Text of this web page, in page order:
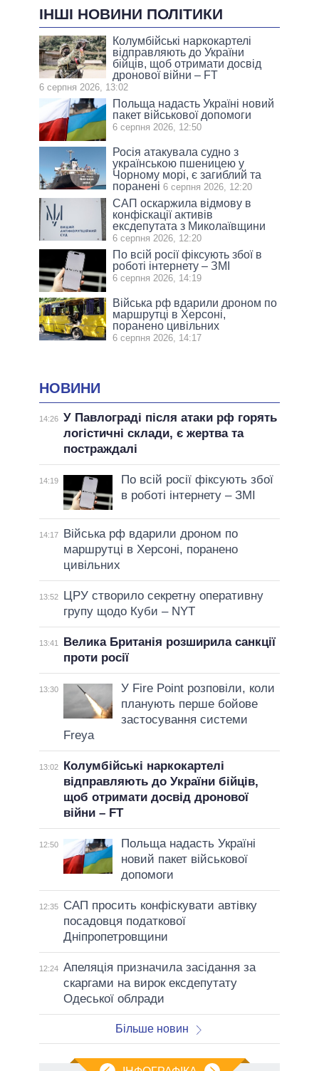
ІНШІ НОВИНИ ПОЛІТИКИ
Колумбійські наркокартелі
відправляють до України
бійців, щоб отримати досвід
дронової війни – FT
6 серпня 2026, 13:02
Польща надасть Україні новий
пакет військової допомоги
6 серпня 2026, 12:50
Росія атакувала судно з
українською пшеницею у
Чорному морі, є загиблий та
поранені 6 серпня 2026, 12:20
САП оскаржила відмову в
конфіскації активів
ексдепутата з Миколаївщини
6 серпня 2026, 12:20
По всій росії фіксують збої в
роботі інтернету – ЗМІ
6 серпня 2026, 14:19
Війська рф вдарили дроном по
маршрутці в Херсоні,
поранено цивільних
6 серпня 2026, 14:17
НОВИНИ
14:26 У Павлограді після атаки рф горять
логістичні склади, є жертва та
постраждалі
14:19
По всій росії фіксують збої
в роботі інтернету – ЗМІ
14:17
Війська рф вдарили дроном по
маршрутці в Херсоні, поранено
цивільних
13:52
ЦРУ створило секретну оперативну
групу щодо Куби – NYT
13:41
Велика Британія розширила санкції
проти росії
13:30
У Fire Point розповіли, коли
планують перше бойове
застосування системи
Freya
13:02
Колумбійські наркокартелі
відправляють до України бійців,
щоб отримати досвід дронової
війни – FT
12:50
Польща надасть Україні
новий пакет військової
допомоги
12:35
САП просить конфіскувати автівку
посадовця податкової
Дніпропетровщини
12:24 Апеляція призначила засідання за
скаргами на вирок ексдепутату
Одеської облради
Більше новин